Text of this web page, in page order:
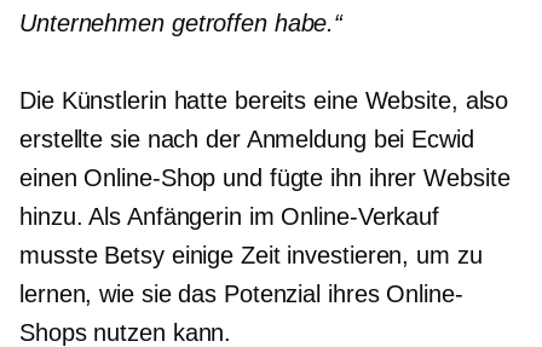
Unternehmen getroffen habe.“
Die Künstlerin hatte bereits eine Website, also
erstellte sie nach der Anmeldung bei Ecwid
einen Online-Shop und fügte ihn ihrer Website
hinzu. Als Anfängerin im Online-Verkauf
musste Betsy einige Zeit investieren, um zu
lernen, wie sie das Potenzial ihres Online-
Shops nutzen kann.